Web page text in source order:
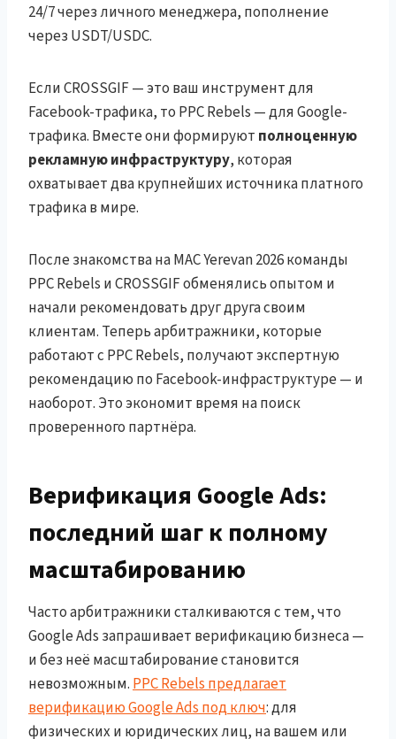
24/7 через личного менеджера, пополнение
через USDT/USDC.
Если CROSSGIF — это ваш инструмент для
Facebook-трафика, то PPC Rebels — для Google-
трафика. Вместе они формируют полноценную
рекламную инфраструктуру, которая
охватывает два крупнейших источника платного
трафика в мире.
После знакомства на MAC Yerevan 2026 команды
PPC Rebels и CROSSGIF обменялись опытом и
начали рекомендовать друг друга своим
клиентам. Теперь арбитражники, которые
работают с PPC Rebels, получают экспертную
рекомендацию по Facebook-инфраструктуре — и
наоборот. Это экономит время на поиск
проверенного партнёра.
Верификация Google Ads:
последний шаг к полному
масштабированию
Часто арбитражники сталкиваются с тем, что
Google Ads запрашивает верификацию бизнеса —
и без неё масштабирование становится
невозможным. PPC Rebels предлагает
верификацию Google Ads под ключ: для
физических и юридических лиц, на вашем или